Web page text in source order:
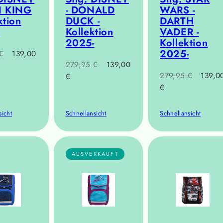
KING
Verkaufspreis
139,00
- DONALD
DUCK -
Kollektion
2025-
Regulärer
Preis
279,95 € Verkaufspreis
139,00
€
Schnellansicht
WARS -
DARTH
VADER -
Kollektion
2025-
Regulärer
Preis
279,95 €
€
Schnellansicht
AUSVERKAUFT